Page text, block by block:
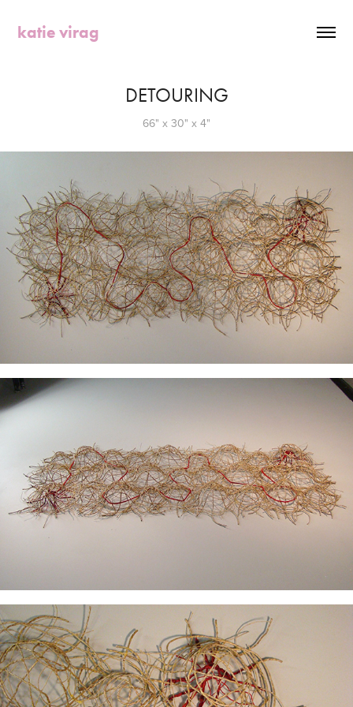
katie virag
DETOURING
66" x 30" x 4"